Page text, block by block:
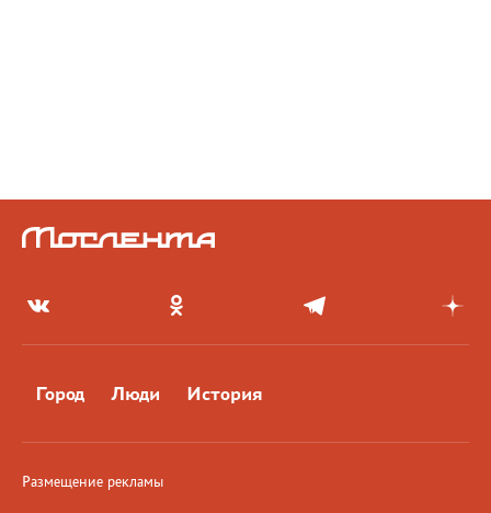
Город Люди История
Размещение рекламы